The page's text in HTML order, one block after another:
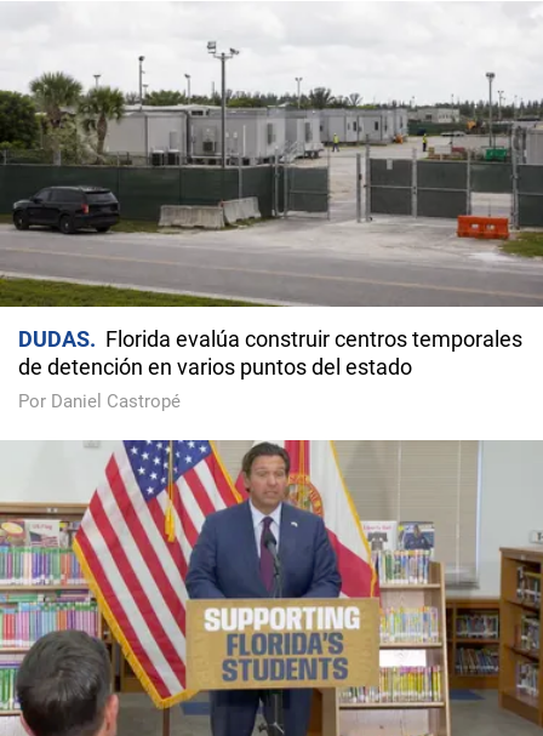
DUDAS
Florida evalúa construir centros temporales
de detención en varios puntos del estado
Por Daniel Castropé